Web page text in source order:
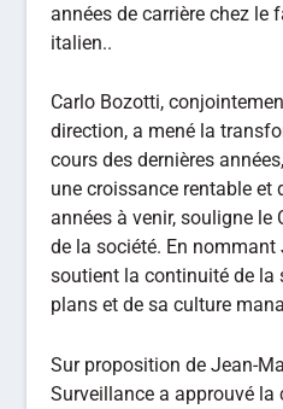
années de carrière chez le
italien..
Carlo Bozotti,
direction, a mené la
cours des dernières
une croissance rentable et
années à venir, souligne le
de la société. En nommant
soutient la continuité de la
plans et de sa culture
Sur proposition de Jean-
Surveillance a approuvé la